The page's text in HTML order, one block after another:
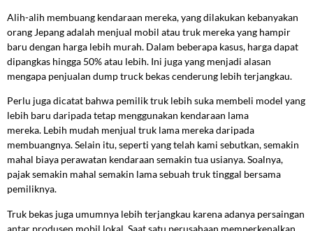
Alih-alih membuang kendaraan mereka, yang dilakukan kebanyakan
orang Jepang adalah menjual mobil atau truk mereka yang hampir
baru dengan harga lebih murah. Dalam beberapa kasus, harga dapat
dipangkas hingga 50% atau lebih. Ini juga yang menjadi alasan
mengapa penjualan dump truck bekas cenderung lebih terjangkau.
Perlu juga dicatat bahwa pemilik truk lebih suka membeli model yang
lebih baru daripada tetap menggunakan kendaraan lama
mereka. Lebih mudah menjual truk lama mereka daripada
membuangnya. Selain itu, seperti yang telah kami sebutkan, semakin
mahal biaya perawatan kendaraan semakin tua usianya. Soalnya,
pajak semakin mahal semakin lama sebuah truk tinggal bersama
pemiliknya.
Truk bekas juga umumnya lebih terjangkau karena adanya persaingan
antar produsen mobil lokal. Saat satu perusahaan memperkenalkan